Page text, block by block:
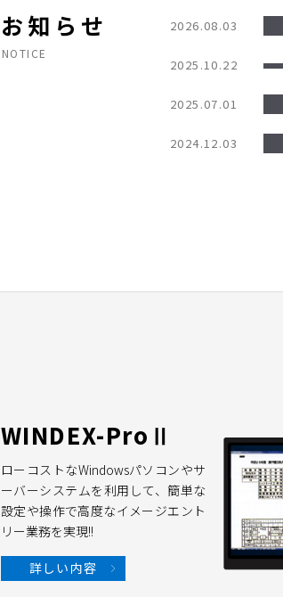
お知らせ
NOTICE
2026.08.03
2025.10.22
2025.07.01
2024.12.03
WINDEX-ProⅡ
ローコストなWindowsパソコンやサ
ーバーシステムを利用して、簡単な
設定や操作で高度なイメージエント
リー業務を実現!!
詳しい内容